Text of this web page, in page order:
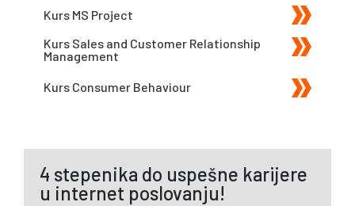
Kurs MS Project
Kurs Sales and Customer Relationship
Management
Kurs Consumer Behaviour
4 stepenika do uspešne karijere
u internet poslovanju!